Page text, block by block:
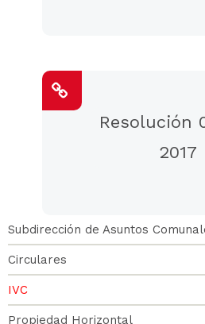
Resolución
2017
Sub
Asuntos
Comunales
Subdirección de Asuntos
Circulares
IVC
Propiedad Horizontal